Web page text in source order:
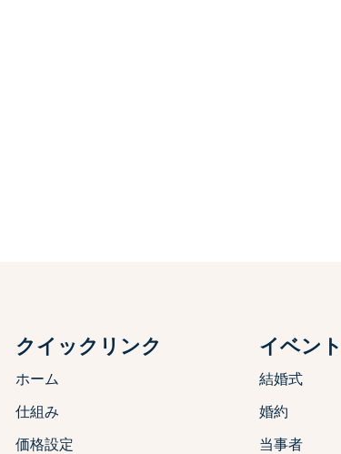
クイックリンク
ホーム
仕組み
価格設定
イベン
結婚式
婚約
当事者